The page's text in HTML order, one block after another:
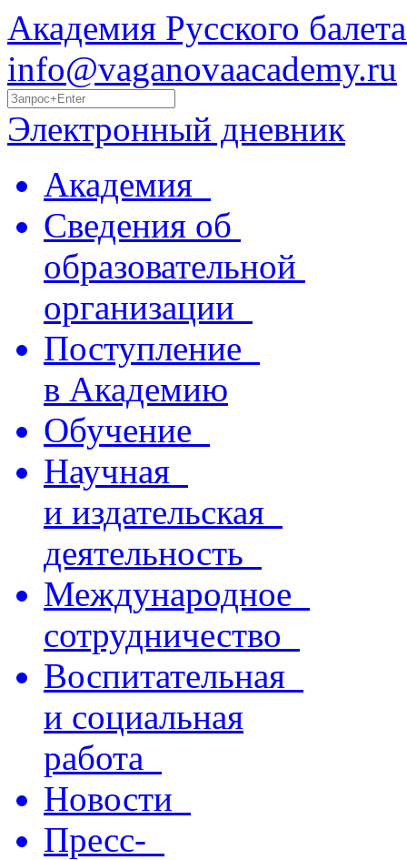
Академия Русского
info@vaganovaacademy.ru
Электронный дневник
Академия
Сведения об
образовательной
организации
Поступление
в Академию
Обучение
Научная
и издательская
деятельность
Международное
сотрудничество
Воспитательная
и социальная
работа
Новости
Пресс-